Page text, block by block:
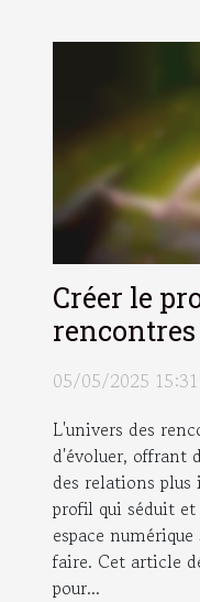
Créer le
rencontres
conseils
recherche
05/05/2025 15:31
L'univers des
d'évoluer, offrant
des relations
profil qui séduit
espace
faire. Cet article
pour...